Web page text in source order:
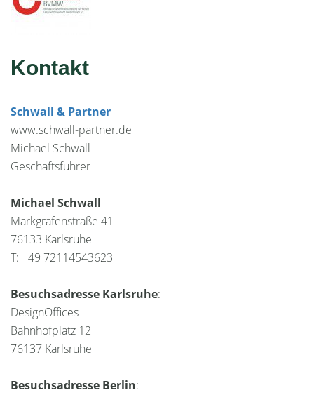
Kontakt
Schwall & Partner
www.schwall-partner.de
Michael Schwall
Geschäftsführer
Michael Schwall
Markgrafenstraße 41
76133 Karlsruhe
T: +49 72114543623
Besuchsadresse Karlsruhe:
DesignOffices
Bahnhofplatz 12
76137 Karlsruhe
Besuchsadresse Berlin: